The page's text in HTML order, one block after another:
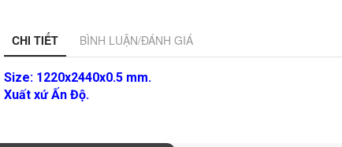
CHI TIẾT BÌNH LUẬN/ĐÁNH GIÁ
Size: 1220x2440x0.5 mm.
Xuất xứ Ấn Độ.